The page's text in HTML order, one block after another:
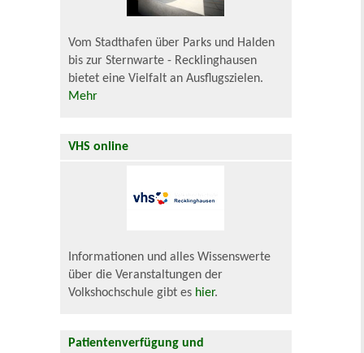
Vom Stadthafen über Parks und Halden
bis zur Sternwarte - Recklinghausen
bietet eine Vielfalt an Ausflugszielen.
Mehr
VHS online
Informationen und alles Wissenswerte
über die Veranstaltungen der
Volkshochschule gibt es hier.
Patientenverfügung und